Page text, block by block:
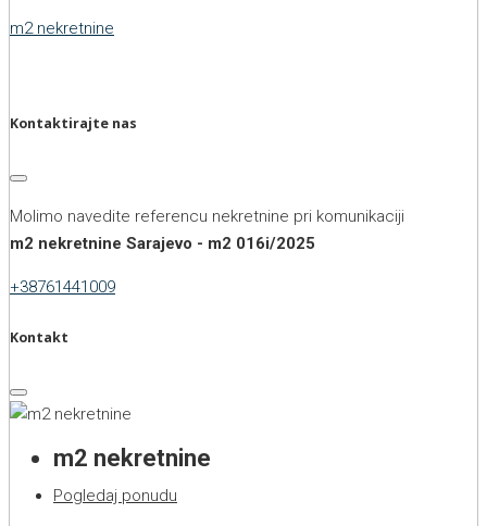
m2 nekretnine
Kontaktirajte nas
Molimo navedite referencu nekretnine pri komunikaciji
m2 nekretnine Sarajevo - m2 016i/2025
+38761441009
Kontakt
m2 nekretnine
Pogledaj ponudu